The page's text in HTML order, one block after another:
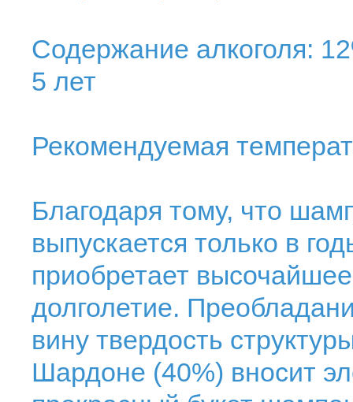
Содержание алкоголя:
5 лет
Рекомендуемая
Благодаря тому, что
выпускается только в
приобретает
долголетие.
вину твердость
Шардоне (40%) вносит